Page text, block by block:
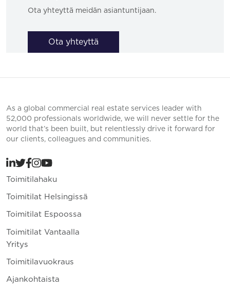
Ota yhteyttä meidän asiantuntijaan.
Ota yhteyttä
As a global commercial real estate services leader with
52,000 professionals worldwide, we will never settle for the
world that’s been built, but relentlessly drive it forward for
our clients, colleagues and communities.
Toimitilahaku
Toimitilat Helsingissä
Toimitilat Espoossa
Toimitilat Vantaalla
Yritys
Toimitilavuokraus
Ajankohtaista